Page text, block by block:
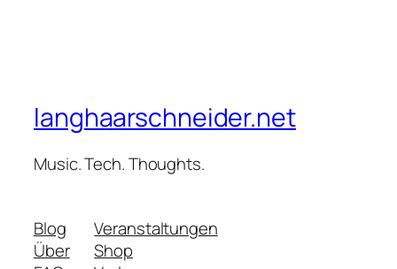
langhaarschneider.net
Music. Tech. Thoughts.
Blog
Über
Veranstaltungen
Shop